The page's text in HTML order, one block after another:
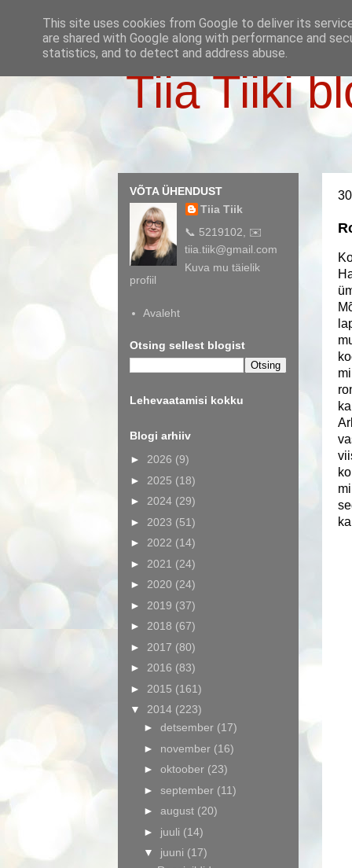
Tiia Tiiki
VÕTA ÜHENDUST
Tiia Tiik
📞 5219102, ✉️
tiia.tiik@gmail.com
Kuva mu täielik
profiil
Avaleht
Otsing sellest blogist
Lehevaatamisi kokku
Blogi arhiiv
► 2026 (9)
► 2025 (18)
► 2024 (29)
► 2023 (51)
► 2022 (14)
► 2021 (24)
► 2020 (24)
► 2019 (37)
► 2018 (67)
► 2017 (80)
► 2016 (83)
► 2015 (161)
▼ 2014 (223)
► detsember (17)
► november (16)
► oktoober (23)
► september (11)
► august (20)
► juuli (14)
▼ juuni (17)
This site uses cookies from Google to deliver its
are shared with Google along with performance and
statistics, and to detect and address abuse.